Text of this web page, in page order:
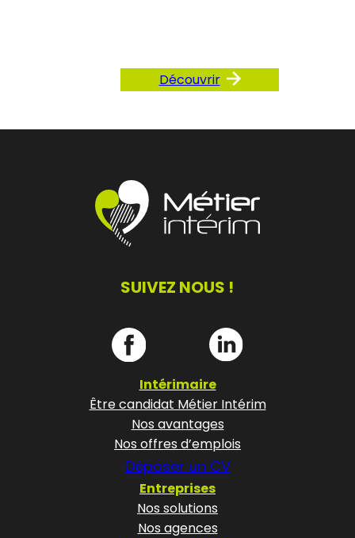
Découvrir
SUIVEZ NOUS !
Intérimaire
Être candidat Métier Intérim
Nos avantages
Nos offres d’emplois
Déposer un CV
Entreprises
Nos solutions
Nos agences